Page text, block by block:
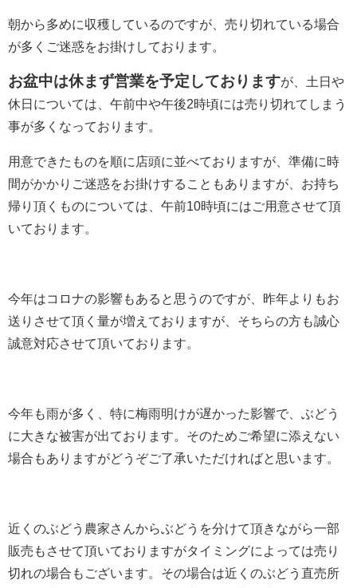
朝から多めに収穫しているのですが、売り切れている場合
が多くご迷惑をお掛けしております。
お盆中は休まず営業を予定しておりますが、土日や
休日については、午前中や午後2時頃には売り切れてしまう
事が多くなっております。
用意できたものを順に店頭に並べておりますが、準備に時
間がかかりご迷惑をお掛けすることもありますが、お持ち
帰り頂くものについては、午前10時頃にはご用意させて頂
いております。
今年はコロナの影響もあると思うのですが、昨年よりもお
送りさせて頂く量が増えておりますが、そちらの方も誠心
誠意対応させて頂いております。
今年も雨が多く、特に梅雨明けが遅かった影響で、ぶどう
に大きな被害が出ております。そのためご希望に添えない
場合もありますがどうぞご了承いただければと思います。
近くのぶどう農家さんからぶどうを分けて頂きながら一部
販売もさせて頂いておりますがタイミングによっては売り
切れの場合もございます。その場合は近くのぶどう直売所